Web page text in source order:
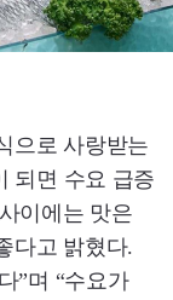
으로 사랑받는
되면 수요 급증
이에는 맛은
다고 밝혔다.
”며 “수요가